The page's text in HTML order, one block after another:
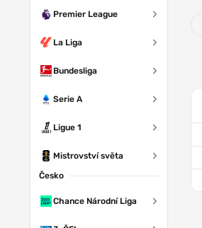
Premier League
La Liga
Bundesliga
Serie A
Ligue 1
Mistrovství světa
Česko
Chance Národní Liga